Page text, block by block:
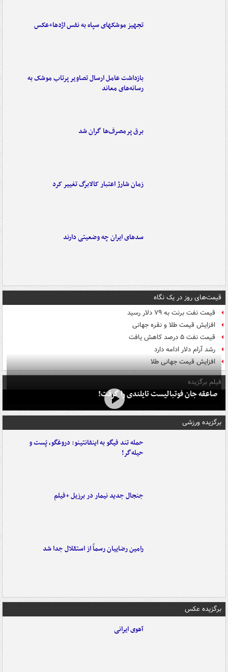
تجهیز موشکهای سپاه به نفس اژدها+عکس
بازداشت عامل ارسال تصاویر پرتاب موشک به
رسانه‌های معاند
برق پرمصرف‌ها گران شد
زمان شارژ اعتبار کالابرگ تغییر کرد
سدهای ایران چه وضعیتی دارند
قیمت‌های روز در یک نگاه
قیمت نفت برنت به ۷۹ دلار رسید
افزایش قیمت طلا و نقره جهانی
قیمت نفت ۵ درصد کاهش یافت
رشد آرام دلار ادامه دارد
افزایش قیمت جهانی طلا
فیلم برگزیده
صاعقه جان فوتبالیست تایلندی را گرفت!
برگزیده ورزشی
حمله تند فیگو به اینفانتینو: دروغگو، پَست‌ و
حیله‌گر!
جنجال جدید نیمار در برزیل +فیلم
رامین رضاییان رسماً از استقلال جدا شد
برگزیده عکس
آهوی ایرانی